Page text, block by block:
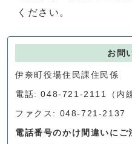
ください。
お問
伊奈町役場住民課住民係
電話: 048-721-2111（内
ファクス: 048-721-2137
電話番号のかけ間違いにご